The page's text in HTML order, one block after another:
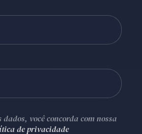
você concorda com nossa
de privacidade